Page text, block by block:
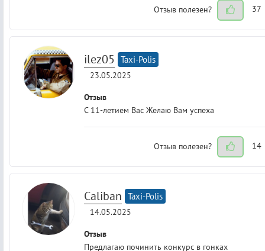
Отзыв полезен? 37
ilez05 Taxi-Polis
23.05.2025
Отзыв
С 11-летием Вас Желаю Вам успеха
Отзыв полезен? 14
Caliban Taxi-Polis
14.05.2025
Отзыв
Предлагаю починить конкурс в гонках